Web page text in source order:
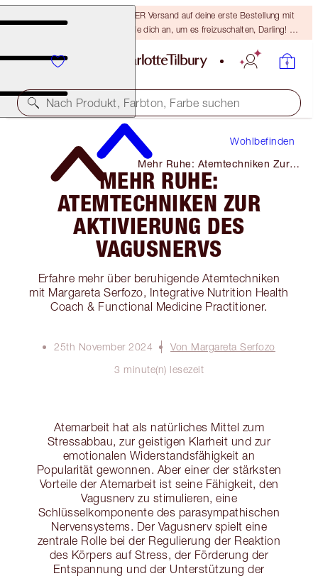
15 % Rabatt & KOSTENLOSER Versand auf deine erste Bestellung mit
dem Code DARLING15 – melde dich an, um es freizuschalten, Darling! Es
Nach Produkt, Farbton, Farbe suchen
Wohlbefinden
Mehr Ruhe: Atemtechniken Zur
Aktivierung Des Vagusnervs
MEHR RUHE:
ATEMTECHNIKEN ZUR
AKTIVIERUNG DES
VAGUSNERVS
Erfahre mehr über beruhigende Atemtechniken
mit Margareta Serfozo, Integrative Nutrition Health
Coach & Functional Medicine Practitioner.
25th November 2024
Von Margareta Serfozo
3 minute(n) lesezeit
Atemarbeit hat als natürliches Mittel zum
Stressabbau, zur geistigen Klarheit und zur
emotionalen Widerstandsfähigkeit an
Popularität gewonnen. Aber einer der stärksten
Vorteile der Atemarbeit ist seine Fähigkeit, den
Vagusnerv zu stimulieren, eine
Schlüsselkomponente des parasympathischen
Nervensystems. Der Vagusnerv spielt eine
zentrale Rolle bei der Regulierung der Reaktion
des Körpers auf Stress, der Förderung der
Entspannung und der Unterstützung der